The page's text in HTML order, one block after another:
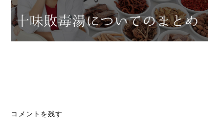
コメントを残す